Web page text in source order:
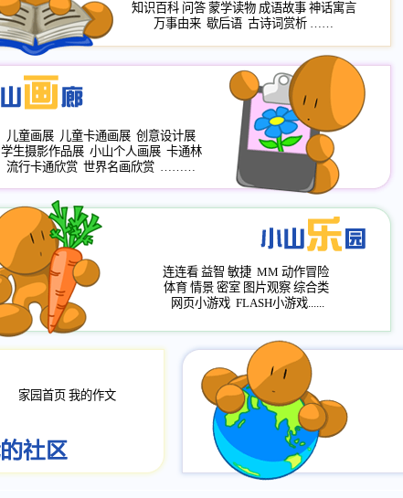
知识百科 问答 蒙学读物 成语故事 神话寓言
万事由来 歇后语 古诗词赏析 ……
儿童画展 儿童卡通画展 创意设计展
学生摄影作品展 小山个人画展 卡通林
流行卡通欣赏 世界名画欣赏 ………
连连看 益智 敏捷 MM 动作冒险
体育 情景 密室 图片观察 综合类
网页小游戏 FLASH小游戏......
家园首页 我的作文